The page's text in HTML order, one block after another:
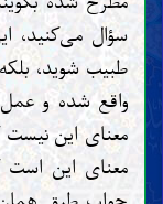
سؤال می‌کنید،
طبیب شوید،
واقع شده و
معنای این
معنای این است